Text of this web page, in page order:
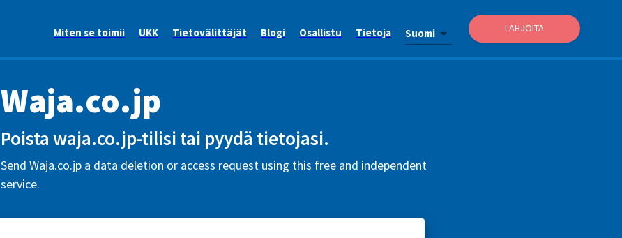
Miten se toimii UKK Tietovälittäjät Blogi Osallistu Tietoja Suomi LAHJOITA
Waja.co.jp
Poista waja.co.jp-tilisi tai pyydä tietojasi.
Send Waja.co.jp a data deletion or access request using this free and independent
service.